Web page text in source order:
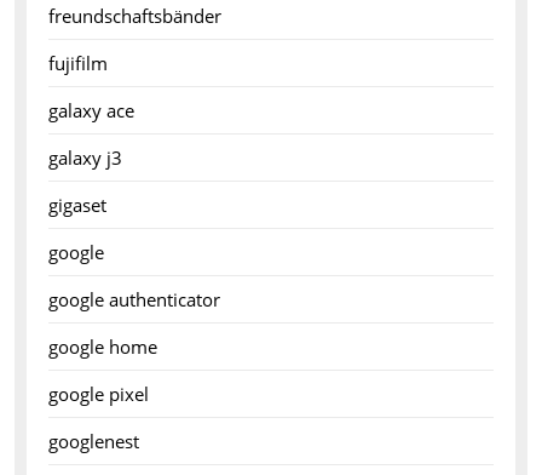
freundschaftsbänder
fujifilm
galaxy ace
galaxy j3
gigaset
google
google authenticator
google home
google pixel
googlenest